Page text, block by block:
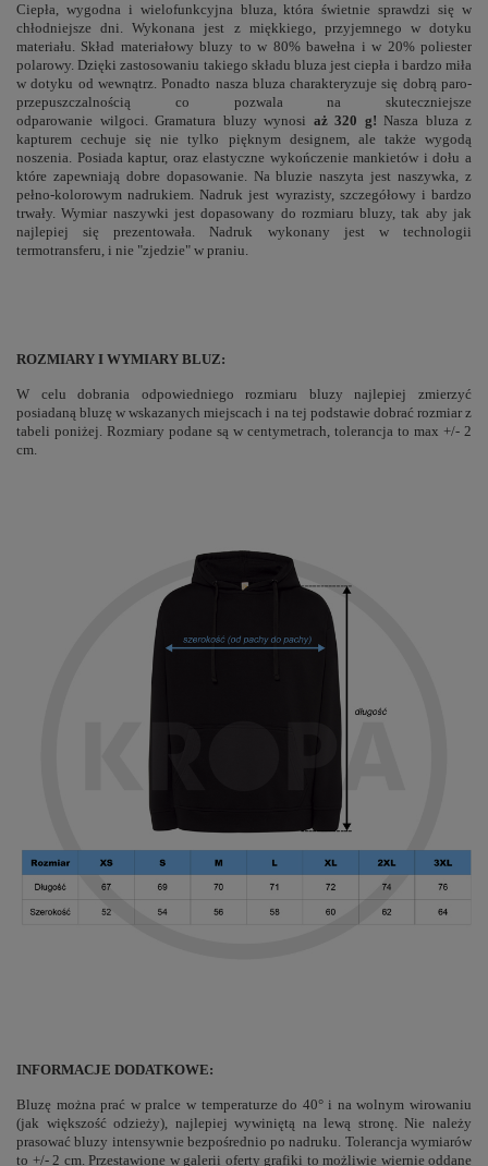
Ciepła, wygodna i wielofunkcyjna bluza, która świetnie sprawdzi się w
chłodniejsze dni. Wykonana jest z miękkiego, przyjemnego w dotyku
materiału. Skład materiałowy bluzy to w 80% bawełna i w 20% poliester
polarowy. Dzięki zastosowaniu takiego składu bluza jest ciepła i bardzo miła
w dotyku od wewnątrz. Ponadto nasza bluza charakteryzuje się dobrą paro-
przepuszczalnością co pozwala na skuteczniejsze
odparowanie wilgoci. Gramatura bluzy wynosi aż 320 g! Nasza bluza z
kapturem cechuje się nie tylko pięknym designem, ale także wygodą
noszenia. Posiada kaptur, oraz elastyczne wykończenie mankietów i dołu a
które zapewniają dobre dopasowanie. Na bluzie naszyta jest naszywka, z
pełno-kolorowym nadrukiem. Nadruk jest wyrazisty, szczegółowy i bardzo
trwały. Wymiar naszywki jest dopasowany do rozmiaru bluzy, tak aby jak
najlepiej się prezentowała. Nadruk wykonany jest w technologii
termotransferu, i nie "zjedzie" w praniu.
ROZMIARY I WYMIARY BLUZ:
W celu dobrania odpowiedniego rozmiaru bluzy najlepiej zmierzyć
posiadaną bluzę w wskazanych miejscach i na tej podstawie dobrać rozmiar z
tabeli poniżej. Rozmiary podane są w centymetrach, tolerancja to max +/- 2
cm.
INFORMACJE DODATKOWE:
Bluzę można prać w pralce w temperaturze do 40° i na wolnym wirowaniu
(jak większość odzieży), najlepiej wywiniętą na lewą stronę. Nie należy
prasować bluzy intensywnie bezpośrednio po nadruku. Tolerancja wymiarów
to +/- 2 cm. Przestawione w galerii oferty grafiki to możliwie wiernie oddane